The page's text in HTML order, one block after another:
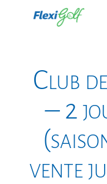
Club
– 2
vente